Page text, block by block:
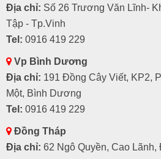
Địa chỉ: Số 26 Trương Văn Lĩnh-
Tập - Tp.Vinh
Tel: 0916 419 229
Vp Bình Dương
Địa chỉ: 191 Đồng Cây Viết, KP2,
Một, Bình Dương
Tel: 0916 419 229
Đồng Tháp
Địa chỉ: 62 Ngô Quyền, Cao Lãnh,